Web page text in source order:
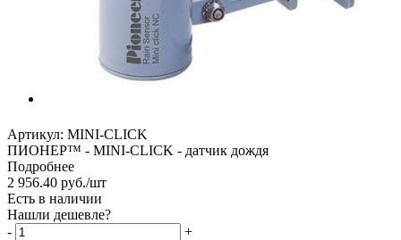
Артикул: MINI-CLICK
ПИОНЕР™ - MINI-CLICK - датчик дождя
Подробнее
2 956.40 руб./шт
Есть в наличии
Нашли дешевле?
-
+